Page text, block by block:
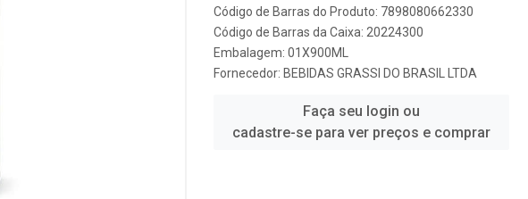
Código de Barras do Produto: 7898080662330
Código de Barras da Caixa: 20224300
Embalagem: 01X900ML
Fornecedor: BEBIDAS GRASSI DO BRASIL LTDA
Faça seu login ou
cadastre-se para ver preços e comprar